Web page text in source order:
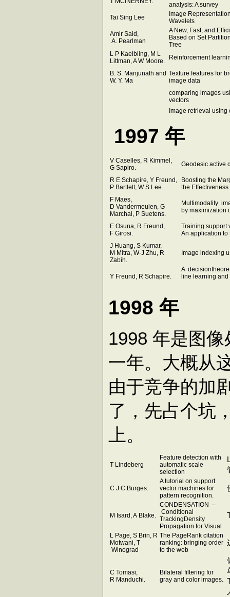
analysis: A survey
Tai Sing Lee
Image
Wavelets
Amir Said,
A. Pearlman
A New, Fast, and
Based on Set
Tree
L P Kaelbling, M L
Littman, A W Moore.
Reinforcement
B. S. Manjunath and
W. Y. Ma
Texture features for
image data
comparing images
vectors
Image retrieval
1997 年
V Caselles, R Kimmel,
G Sapiro.
Geodesic active
R E Schapire, Y Freund,
P Bartlett, W S Lee.
Boosting the
the
F Maes,
D Vandermeulen, G
Marchal, P Suetens.
Multimodality
by maximization
E Osuna, R Freund,
F Girosi.
Training support
An application to
J Huang, S Kumar,
M Mitra, W-J Zhu, R
Zabih.
Image indexing
Y Freund, R Schapire.
A
line learning
1998 年
1998 年是图
一年。大概从
由于竞争的加
了，先占个坑
上。
T Lindeberg
Feature detection with
automatic scale
selection
C J C Burges.
A tutorial on support
vector machines for
pattern recognition.
M Isard, A Blake.
CONDENSATION –
Conditional
TrackingDensity
Propagation for Visual
L Page, S Brin, R
Motwani, T
Winograd
The PageRank citation
ranking: bringing order
to the web
C Tomasi,
R Manduchi.
Bilateral filtering for
gray and color images.